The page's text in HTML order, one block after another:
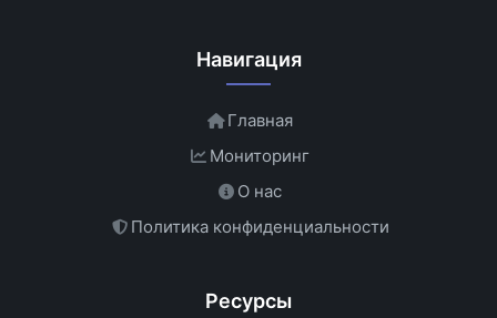
Навигация
Главная
Мониторинг
О нас
Политика конфиденциальности
Ресурсы